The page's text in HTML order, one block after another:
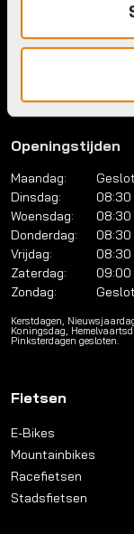
Mail:
1315
Openingstijden
Maandag:
Dinsdag:
08:30
Woensdag:
08:30
Donderdag:
08:30
Vrijdag:
08:30
Zaterdag:
09:00
Zondag:
Kerstdagen,
Koningsdag,
Pinksterdagen gesloten.
Fietsen
E-Bikes
Mountainbikes
Racefietsen
Stadsfietsen